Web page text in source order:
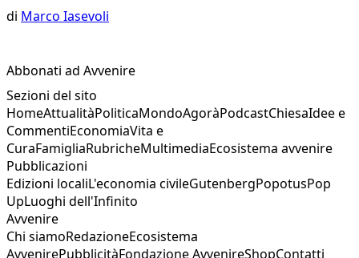
di Marco Iasevoli
Abbonati ad Avvenire
Sezioni del sito
HomeAttualitàPoliticaMondoAgoràPodcastChiesaIdee e
CommentiEconomiaVita e
CuraFamigliaRubricheMultimediaEcosistema avvenire
Pubblicazioni
Edizioni localiL'economia civileGutenbergPopotusPop
UpLuoghi dell'Infinito
Avvenire
Chi siamoRedazioneEcosistema
AvvenirePubblicitàFondazione AvvenireShopContatti